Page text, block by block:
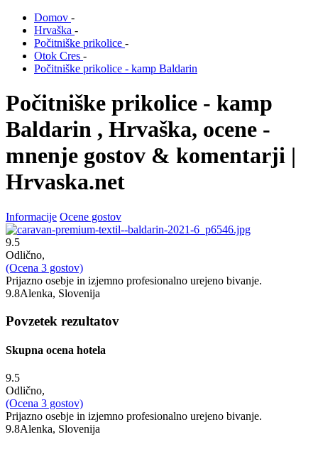
Domov -
Hrvaška -
Počitniške prikolice -
Otok Cres -
Počitniške prikolice - kamp Baldarin
Počitniške prikolice - kamp
Baldarin , Hrvaška, ocene -
mnenje gostov & komentarji |
Hrvaska.net
Informacije Ocene gostov
9.5
Odlično,
(Ocena 3 gostov)
Prijazno osebje in izjemno profesionalno urejeno bivanje.
9.8Alenka, Slovenija
Povzetek rezultatov
Skupna ocena hotela
9.5
Odlično,
(Ocena 3 gostov)
Prijazno osebje in izjemno profesionalno urejeno bivanje.
9.8Alenka, Slovenija